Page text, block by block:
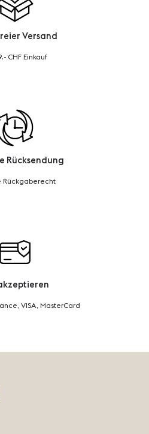
Versand
CHF Einkauf
Rücksendung
Rückgaberecht
VISA, MasterCard